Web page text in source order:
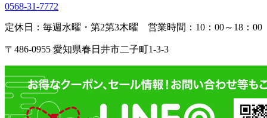
0568-31-7772
定休日：毎週水曜・第2第3木曜 営業時間：10：00～18：00
〒486-0955 愛知県春日井市二子町1-3-3